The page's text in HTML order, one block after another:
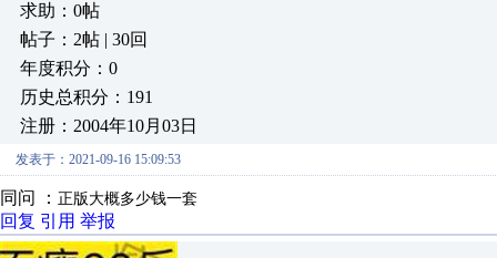
求助：0帖
帖子：2帖 | 30回
年度积分：0
历史总积分：191
注册：2004年10月03日
发表于：2021-09-16 15:09:53
同问 ： 正版大概多少钱一套
回复 引用 举报